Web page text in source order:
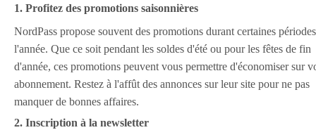
1. Profitez des promotions saisonnières
NordPass propose souvent des promotions durant certaines
l'année. Que ce soit pendant les soldes d'été ou pour les fêtes de fin
d'année, ces promotions peuvent vous permettre d'économiser sur
abonnement. Restez à l'affût des annonces sur leur site pour ne pas
manquer de bonnes affaires.
2. Inscription à la newsletter